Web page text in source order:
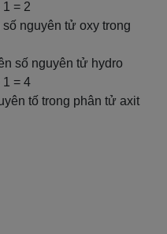
= 2
nguyên tử oxy trong
số nguyên tử hydro
= 4
tố trong phân tử axit